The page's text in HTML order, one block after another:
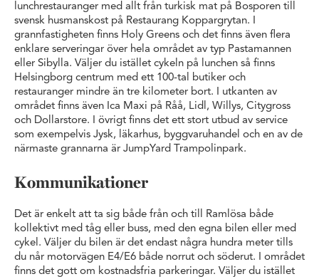
lunchrestauranger med allt från turkisk mat på Bosporen till
svensk husmanskost på Restaurang Koppargrytan. I
grannfastigheten finns Holy Greens och det finns även flera
enklare serveringar över hela området av typ Pastamannen
eller Sibylla. Väljer du istället cykeln på lunchen så finns
Helsingborg centrum med ett 100-tal butiker och
restauranger mindre än tre kilometer bort. I utkanten av
området finns även Ica Maxi på Råå, Lidl, Willys, Citygross
och Dollarstore. I övrigt finns det ett stort utbud av service
som exempelvis Jysk, läkarhus, byggvaruhandel och en av de
närmaste grannarna är JumpYard Trampolinpark.
Kommunikationer
Det är enkelt att ta sig både från och till Ramlösa både
kollektivt med tåg eller buss, med den egna bilen eller med
cykel. Väljer du bilen är det endast några hundra meter tills
du når motorvägen E4/E6 både norrut och söderut. I området
finns det gott om kostnadsfria parkeringar. Väljer du istället